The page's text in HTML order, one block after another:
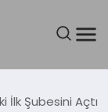
İlk Şubesini Açtı